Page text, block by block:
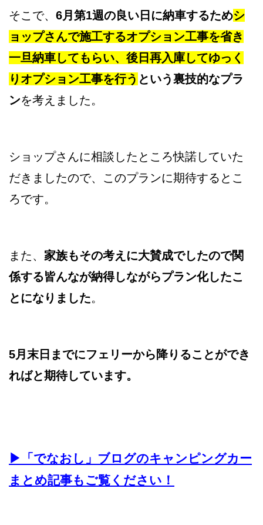
そこで、 6月第1週の良い日に納車するためシ
ョップさんで施工するオプション工事を省き
一旦納車してもらい、後日再入庫してゆっく
りオプション工事を行う という 裏技的なプラ
ンを考えました。
ショップさんに相談したところ快諾していた
だきましたので、このプランに期待するとこ
ろです。
また、 家族もその考えに大賛成でしたので関
係する皆んなが納得しながらプラン化したこ
とになりました。
5月末日までにフェリーから降りることができ
ればと期待しています。
▶︎「でなおし」ブログのキャンピングカー
まとめ記事もご覧ください！